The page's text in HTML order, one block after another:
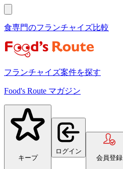
食専門のフランチャイズ比較
フランチャイズ案件を探す
Food's Route マガジン
キープ
ログイン
会員登録